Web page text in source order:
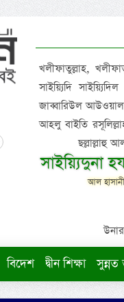
খলীফাতুল্লাহ,
সাইয়্যিদি
জাব্বারিউল
আহলু বাইতি রসূলিল্লাহ
ছল্লাল্লাহু
সাইয়্যিদুনা
আল
বিদেশ দ্বীন শিক্ষা সুন্নত